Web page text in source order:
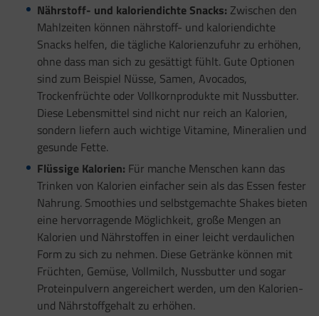
Nährstoff- und kaloriendichte Snacks: Zwischen den
Mahlzeiten können nährstoff- und kaloriendichte
Snacks helfen, die tägliche Kalorienzufuhr zu erhöhen,
ohne dass man sich zu gesättigt fühlt. Gute Optionen
sind zum Beispiel Nüsse, Samen, Avocados,
Trockenfrüchte oder Vollkornprodukte mit Nussbutter.
Diese Lebensmittel sind nicht nur reich an Kalorien,
sondern liefern auch wichtige Vitamine, Mineralien und
gesunde Fette.
Flüssige Kalorien: Für manche Menschen kann das
Trinken von Kalorien einfacher sein als das Essen fester
Nahrung. Smoothies und selbstgemachte Shakes bieten
eine hervorragende Möglichkeit, große Mengen an
Kalorien und Nährstoffen in einer leicht verdaulichen
Form zu sich zu nehmen. Diese Getränke können mit
Früchten, Gemüse, Vollmilch, Nussbutter und sogar
Proteinpulvern angereichert werden, um den Kalorien-
und Nährstoffgehalt zu erhöhen.